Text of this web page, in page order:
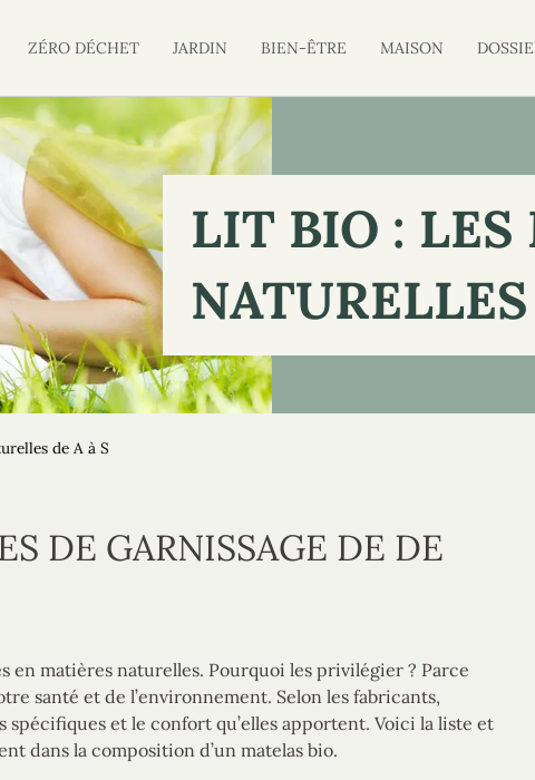
ZÉRO DÉCHET JARDIN BIEN-ÊTRE MAISON
LIT BIO : LES
de A à S
DE GARNISSAGE DE DE
en matières naturelles. Pourquoi les privilégier ? Parce
santé et de l’environnement. Selon les fabricants,
et le confort qu’elles apportent. Voici la liste et
dans la composition d’un matelas bio.